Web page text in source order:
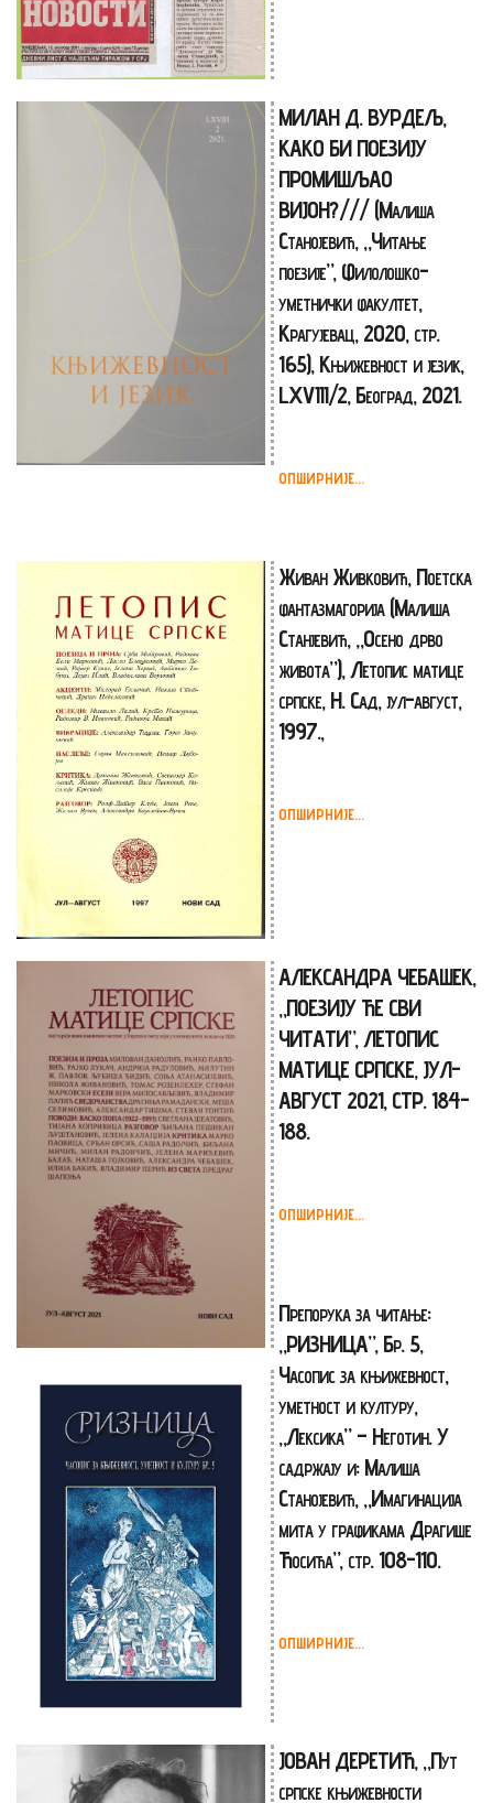
МИЛАН Д. ВУРДЕЉ,
КАКО БИ ПОЕЗИЈУ
ПРОМИШЉАО
ВИЈОН?/// (Малиша
Станојевић, „Читање
поезије”, Филолошко-
уметнички факултет,
Крагујевац, 2020, стр.
165), Књижевност и језик,
LХVIII/2, Београд, 2021.
ОПШИРНИЈЕ...
Живан Живковић, Поетска
фантазмагорија (Малиша
Станјевић, „Осено дрво
живота”), Летопис матице
српске, Н. Сад, јул-август,
1997.,
ОПШИРНИЈЕ...
АЛЕКСАНДРА ЧЕБАШЕК,
„ПОЕЗИЈУ ЋЕ СВИ
ЧИТАТИ”, ЛЕТОПИС
МАТИЦЕ СРПСКЕ, ЈУЛ-
АВГУСТ 2021, СТР. 184-
188.
ОПШИРНИЈЕ...
Препорука за читање:
„РИЗНИЦА”, Бр. 5,
Часопис за књижевност,
уметност и културу,
„Лексика” – Неготин. У
садржају и: Малиша
Станојевић, „Имагинација
мита у графикама Драгише
Ћосића”, стр. 108-110.
ОПШИРНИЈЕ...
ЈОВАН ДЕРЕТИЋ, „Пут
српске књижевности